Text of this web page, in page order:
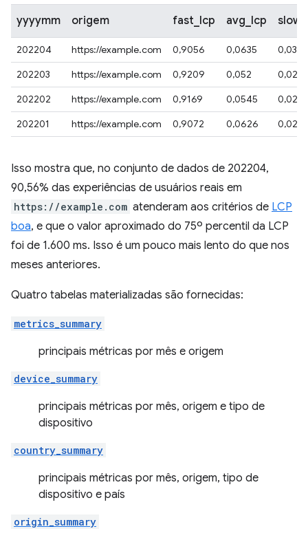
yyyymm origem fast_lcp avg_lcp
202204 https://example.com 0,9056 0,0635
0,0301
202203
https://example.com 0,9209 0,052
0,0274
202202
https://example.com 0,9169 0,0545
202201
https://example.com 0,9072 0,0626
Isso mostra que, no conjunto de dados de 202204,
90,56% das experiências de usuários reais em
https://example.com atenderam aos critérios de LCP
boa, e que o valor aproximado do 75º percentil da LCP
foi de 1.600 ms. Isso é um pouco mais lento do que nos
meses anteriores.
Quatro tabelas materializadas são fornecidas:
metrics_summary
principais métricas por mês e origem
device_summary
principais métricas por mês, origem e tipo de
dispositivo
country_summary
principais métricas por mês, origem, tipo de
dispositivo e país
origin_summary